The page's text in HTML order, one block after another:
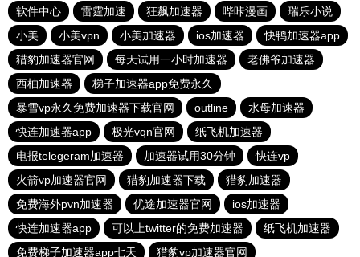
软件中心
雷霆加速 狂飙加速器 哔咔漫画
瑞乐小说
小美
小美vpn 小美加速器 ios加速器
快鸭加速器app
猎豹加速器官网
每天试用一小时加速器
老佛爷加速器
西柚加速器
梯子加速器app免费永久
暴雪vp永久免费加速器下载官网
outline
水母加速器
快连加速器app
极光vqn官网
纸飞机加速器
电报telegeram加速器
加速器试用30分钟
快连vp
火箭vp加速器官网
猎豹加速器下载
猎豹加速器
免费海外pvn加速器
优途加速器官网
ios加速器
快连加速器app
可以上twitter的免费加速器
纸飞机加速器
免费梯子加速器app七天
猎豹vp加速器官网